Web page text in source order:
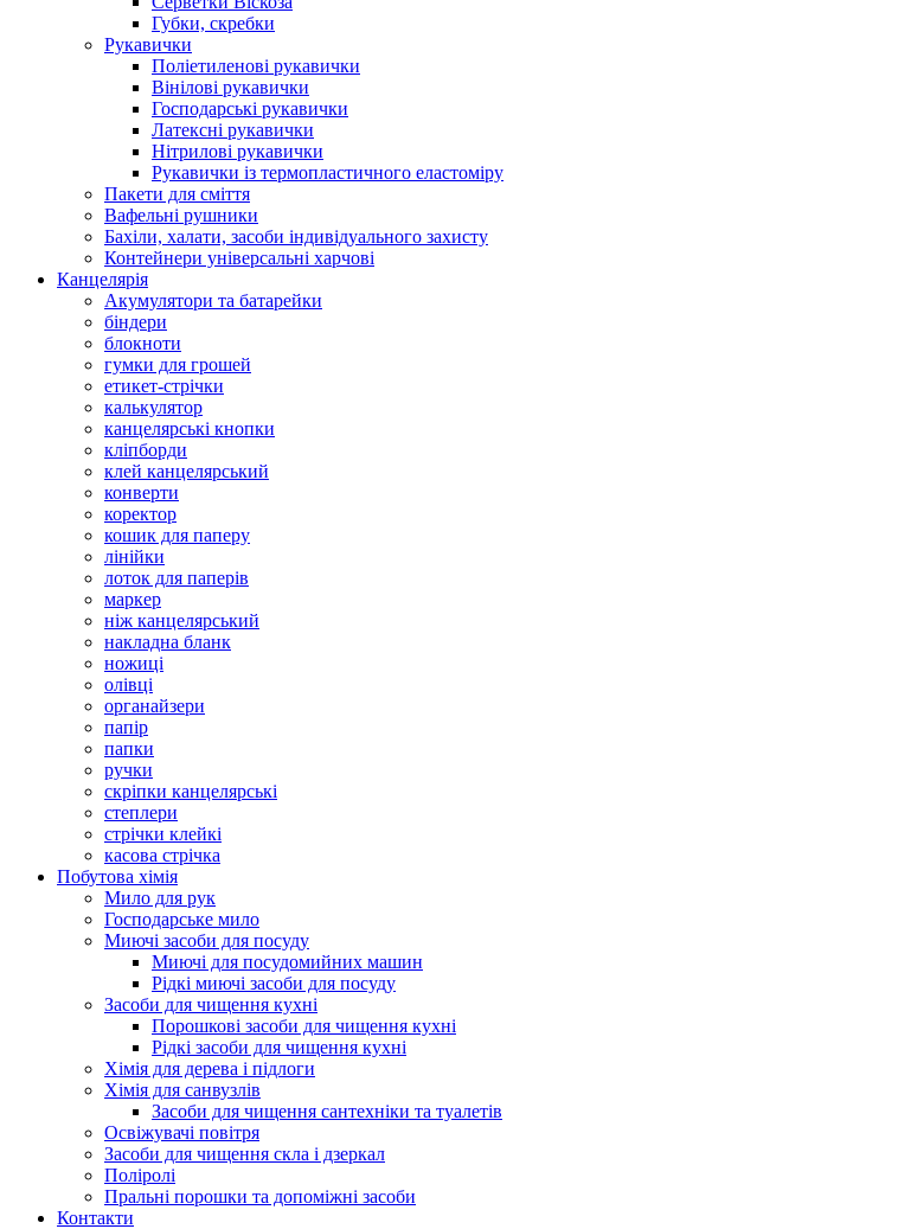
Губки, скребки
Рукавички
Поліетиленові рукавички
Вінілові рукавички
Господарські рукавички
Латексні рукавички
Нітрилові рукавички
Рукавички із термопластичного еластоміру
Пакети для сміття
Вафельні рушники
Бахіли, халати, засоби індивідуального захисту
Контейнери універсальні харчові
Канцелярія
Акумулятори та батарейки
біндери
блокноти
гумки для грошей
етикет-стрічки
калькулятор
канцелярські кнопки
кліпборди
клей канцелярський
конверти
коректор
кошик для паперу
лінійки
лоток для паперів
маркер
ніж канцелярський
накладна бланк
ножиці
олівці
органайзери
папір
папки
ручки
скріпки канцелярські
степлери
стрічки клейкі
касова стрічка
Побутова хімія
Мило для рук
Господарське мило
Миючі засоби для посуду
Миючі для посудомийних машин
Рідкі миючі засоби для посуду
Засоби для чищення кухні
Порошкові засоби для чищення кухні
Рідкі засоби для чищення кухні
Хімія для дерева і підлоги
Хімія для санвузлів
Засоби для чищення сантехніки та туалетів
Освіжувачі повітря
Засоби для чищення скла і дзеркал
Поліролі
Пральні порошки та допоміжні засоби
Контакти